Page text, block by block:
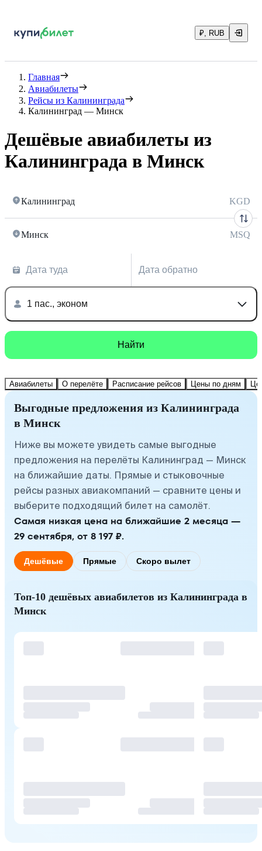
₽, RUB
Главная
Авиабилеты
Рейсы из Калининграда
Калининград — Минск
Дешёвые авиабилеты из
Калининграда в Минск
Калининград KGD
Минск MSQ
Дата туда Дата обратно
1 пас., эконом
Найти
Авиабилеты О перелёте Расписание рейсов Цены по дням
Выгодные предложения из Калининграда
в Минск
Ниже вы можете увидеть самые выгодные
предложения на перелёты Калининград — Минск
на ближайшие даты. Прямые и стыковочные
рейсы разных авиакомпаний — сравните цены и
выберите подходящий билет на самолёт.
Самая низкая цена на ближайшие 2 месяца —
29 сентября, от 8 197 ₽.
Дешёвые Прямые Скоро вылет
Топ-10 дешёвых авиабилетов из Калининграда в
Минск